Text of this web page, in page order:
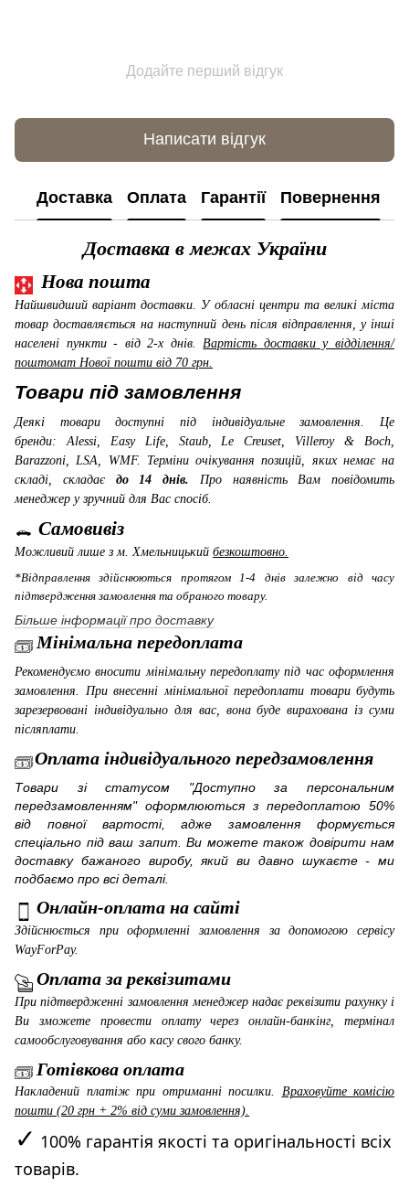
Додайте перший відгук
Написати відгук
Доставка Оплата Гарантії Повернення
Доставка в межах України
Нова пошта
Найшвидший варіант доставки. У обласні центри та великі міста
товар доставляється на наступний день після відправлення, у інші
населені пункти - від 2-х днів. Вартість доставки у відділення/
поштомат Нової пошти від 70 грн.
Товари під замовлення
Деякі товари доступні під індивідуальне замовлення. Це
бренди: Alessi, Easy Life, Staub, Le Creuset, Villeroy & Boch,
Barazzoni, LSA, WMF. Терміни очікування позицій, яких немає на
складі, складає до 14 днів. Про наявність Вам повідомить
менеджер у зручний для Вас спосіб.
Самовивіз
Можливий лише з м. Хмельницький безкоштовно.
*Відправлення здійснюються протягом 1-4 днів залежно від часу
підтвердження замовлення та обраного товару.
Більше інформації про доставку
Мінімальна передоплата
Рекомендуємо вносити мінімальну передоплату під час оформлення
замовлення. При внесенні мінімальної передоплати товари будуть
зарезервовані індивідуально для вас, вона буде вирахована із суми
післяплати.
Оплата індивідуального передзамовлення
Товари зі статусом "Доступно за персональним
передзамовленням" оформлюються з передоплатою 50%
від повної вартості, адже замовлення формується
спеціально під ваш запит. Ви можете також довірити нам
доставку бажаного виробу, який ви давно шукаєте - ми
подбаємо про всі деталі.
Онлайн-оплата на сайті
Здійснюється при оформленні замовлення за допомогою сервісу
WayForPay.
Оплата за реквізитами
При підтвердженні замовлення менеджер надає реквізити рахунку і
Ви зможете провести оплату через онлайн-банкінг, термінал
самообслуговування або касу свого банку.
Готівкова оплата
Накладений платіж при отриманні посилки. Враховуйте комісію
пошти (20 грн + 2% від суми замовлення).
✓ 100% гарантія якості та оригінальності всіх
товарів.